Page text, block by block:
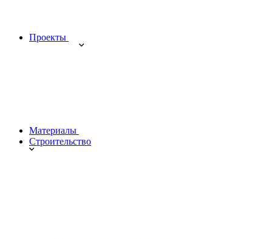
Проекты
Материалы
Строительство